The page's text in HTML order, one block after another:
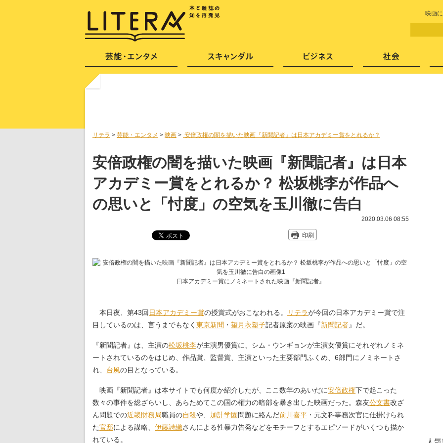
映画
リテラ > 芸能・エンタメ > 映画 > 安倍政権の闇を描いた映画『新聞記者』は日本アカデミー賞をとれるか？
安倍政権の闇を描いた映画『新聞記者』は日本
アカデミー賞をとれるか？ 松坂桃李が作品へ
の思いと「忖度」の空気を玉川徹に告白
2020.03.06 08:55
印刷
日本アカデミー賞にノミネートされた映画『新聞記者』
本日夜、第43回 日本アカデミー賞の授賞式がおこなわれる。 リテラが今回の日本アカデミー賞で注
目しているのは、言うまでもなく 東京新聞 ・ 望月衣塑子記者原案の映画『新聞記者』だ。
『新聞記者』は、主演の松坂桃李が主演男優賞に、シム・ウンギョンが主演女優賞にそれぞれノミネ
ートされているのをはじめ、作品賞、監督賞、主演といった主要部門ふくめ、6部門にノミネートさ
れ、 台風の目となっている。
映画『新聞記者』は本サイトでも何度か紹介したが、ここ数年のあいだに安倍政権下で起こった
数々の事件を総ざらいし、あらためてこの国の権力の暗部を暴き出した映画だった。森友公文書改ざ
ん問題での近畿財務局職員の自殺や、 加計学園 問題に絡んだ前川喜平 ・元文科事務次官に仕掛けられ
た官邸による謀略、 伊藤詩織さんによる性暴力告発などをモチーフとするエピソードがいくつも描か
れている。
芸能・エンタメ スキャンダル